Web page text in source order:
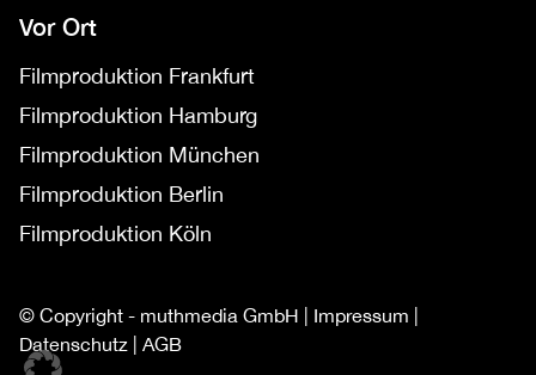
Vor Ort
Filmproduktion Frankfurt
Filmproduktion Hamburg
Filmproduktion München
Filmproduktion Berlin
Filmproduktion Köln
© Copyright - muthmedia GmbH | Impressum
Datenschutz
AGB